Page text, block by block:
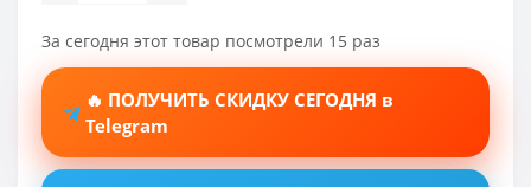
За сегодня этот товар посмотрели 15 раз
🔥 ПОЛУЧИТЬ СКИДКУ СЕГОДНЯ в
Telegram